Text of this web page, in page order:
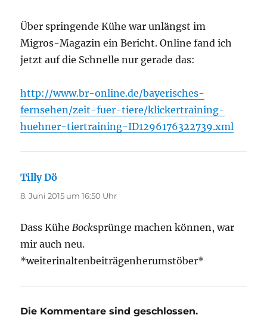
Über springende Kühe war unlängst im
Migros-Magazin ein Bericht. Online fand ich
jetzt auf die Schnelle nur gerade das:
http://www.br-online.de/bayerisches-
fernsehen/zeit-fuer-tiere/klickertraining-
huehner-tiertraining-ID1296176322739.xml
Tilly Dö
8. Juni 2015 um 16:50 Uhr
Dass KüheBocksprünge machen können, war
mir auch neu.
*weiterinaltenbeiträgenherumstöber*
Die Kommentare sind geschlossen.